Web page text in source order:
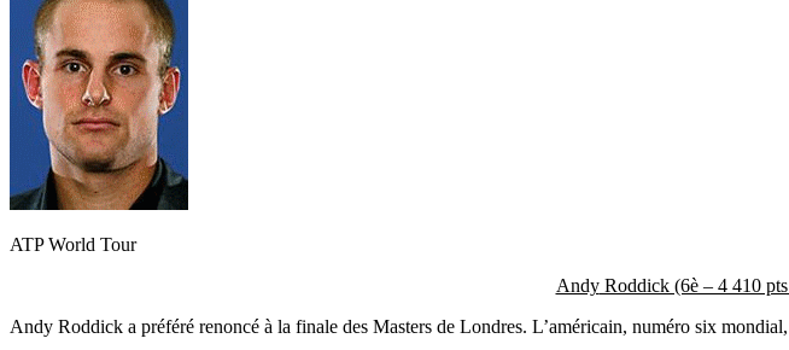
ATP World Tour
AndyRoddick (6è – 4 410
Andy Roddick a préféré renoncé à la finale des Masters de Londres. L’américain, numéro six